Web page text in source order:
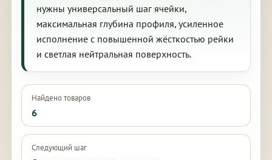
нужны универсальный шаг ячейки,
максимальная глубина профиля, усиленное
исполнение с повышенной жёсткостью рейки
и светлая нейтральная поверхность.
Найдено товаров
6
Следующий шаг